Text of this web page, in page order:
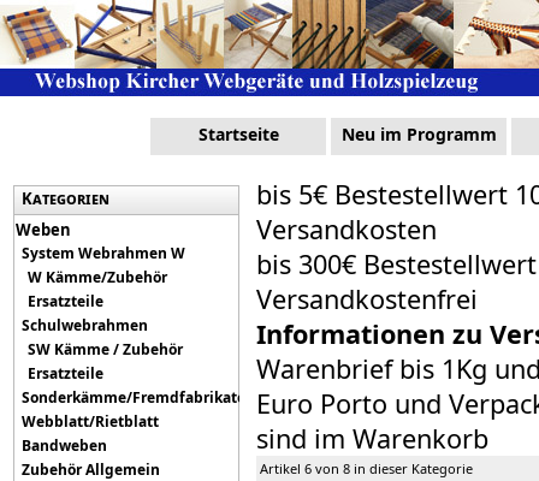
Startseite Neu im Programm
Kategorien
Weben
System Webrahmen W
W Kämme/Zubehör
Ersatzteile
Schulwebrahmen
SW Kämme / Zubehör
Ersatzteile
Sonderkämme/Fremdfabrikate
Webblatt/Rietblatt
Bandweben
Zubehör Allgemein
bis 5€ Bestestellwert
Versandkosten
bis 300€
Versandkostenfrei
Informationen zu
Warenbrief bis 1Kg
Euro Porto und
sind im Warenkorb
Artikel 6 von 8 in dieser Kategorie